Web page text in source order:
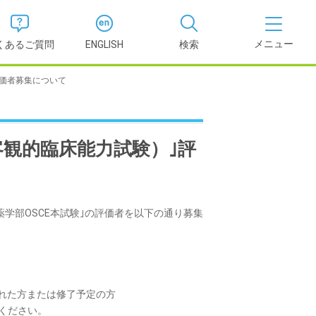
あるご質問 ENGLISH 検索
告書
医学部
薬学部
看護学部
者募集について
的臨床能力試験）｣評
部OSCE本試験｣の評価者を以下の通り募集
た方または修了予定の方
ださい。